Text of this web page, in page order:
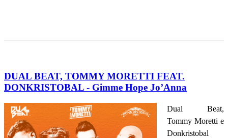
DUAL BEAT, TOMMY MORETTI FEAT.
DONKRISTOBAL - Gimme Hope Jo’Anna
Dual Beat,
Tommy Moretti e
Donkristobal